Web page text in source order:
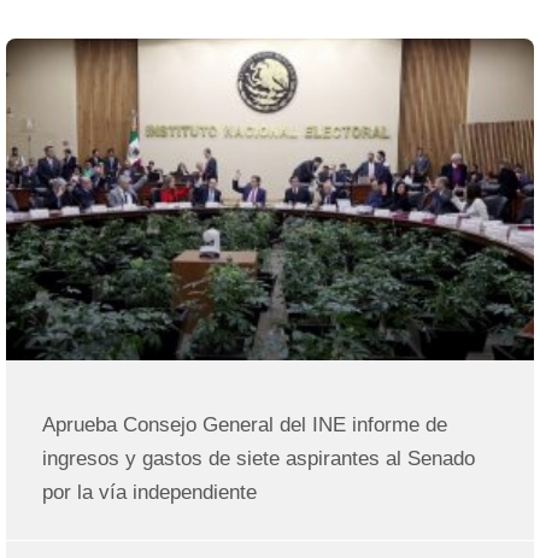
Aprueba Consejo General del INE informe de
ingresos y gastos de siete aspirantes al Senado
por la vía independiente